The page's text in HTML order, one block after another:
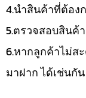
4.นำสินค้าที่ต้อง
5.ตรวจสอบสินค้
6.หากลูกค้าไม่ส
มาฝาก ได้เช่นกัน